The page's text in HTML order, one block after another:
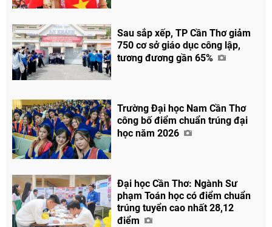
Sau sắp xếp, TP Cần Thơ giảm
750 cơ sở giáo dục công lập,
tương đương gần 65%
Trường Đại học Nam Cần Thơ
công bố điểm chuẩn trúng đại
học năm 2026
Đại học Cần Thơ: Ngành Sư
phạm Toán học có điểm chuẩn
trúng tuyển cao nhất 28,12
điểm